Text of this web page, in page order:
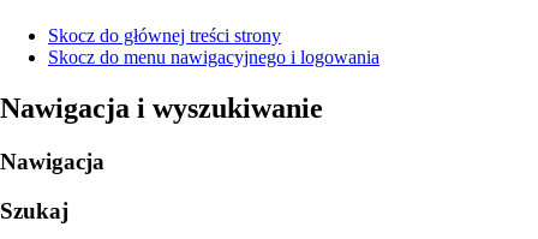
Skocz do głównej treści strony
Skocz do menu nawigacyjnego i logowania
Nawigacja i wyszukiwanie
Nawigacja
Szukaj